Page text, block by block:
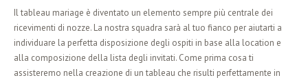
Il tableau mariage è diventato un elemento sempre più centrale dei
ricevimenti di nozze. La nostra squadra sarà al tuo fianco per aiutarti a
individuare la perfetta disposizione degli ospiti in base alla location e
alla composizione della lista degli invitati. Come prima cosa ti
assisteremo nella creazione di un tableau che risulti perfettamente in